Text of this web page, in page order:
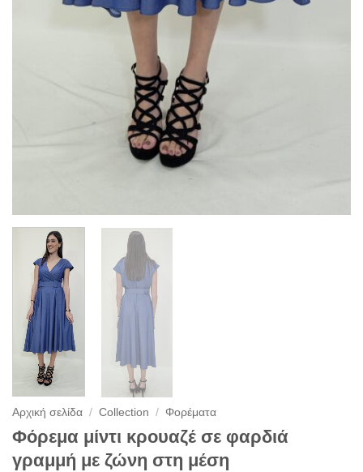
Αρχική σελίδα / Collection / Φορέματα
Φόρεμα μίντι κρουαζέ σε φαρδιά
γραμμή με ζώνη στη μέση